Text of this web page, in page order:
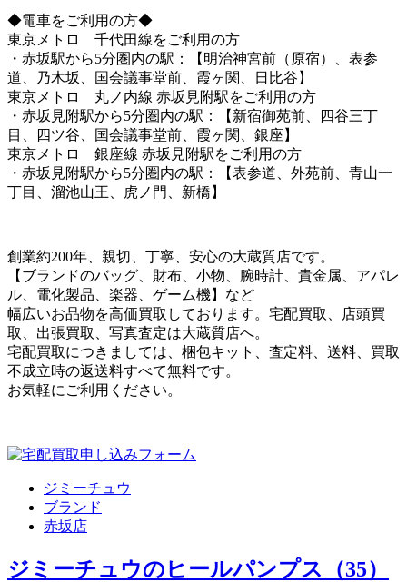
◆電車をご利用の方◆
東京メトロ 千代田線をご利用の方
・赤坂駅から5分圏内の駅：【明治神宮前（原宿）、表参
道、乃木坂、国会議事堂前、霞ヶ関、日比谷】
東京メトロ 丸ノ内線 赤坂見附駅をご利用の方
・赤坂見附駅から5分圏内の駅：【新宿御苑前、四谷三丁
目、四ツ谷、国会議事堂前、霞ヶ関、銀座】
東京メトロ 銀座線 赤坂見附駅をご利用の方
・赤坂見附駅から5分圏内の駅：【表参道、外苑前、青山一
丁目、溜池山王、虎ノ門、新橋】
創業約200年、親切、丁寧、安心の大蔵質店です。
【ブランドのバッグ、財布、小物、腕時計、貴金属、アパレ
ル、電化製品、楽器、ゲーム機】など
幅広いお品物を高価買取しております。宅配買取、店頭買
取、出張買取、写真査定は大蔵質店へ。
宅配買取につきましては、梱包キット、査定料、送料、買取
不成立時の返送料すべて無料です。
お気軽にご利用ください。
ジミーチュウ
ブランド
赤坂店
ジミーチュウのヒールパンプス（35）